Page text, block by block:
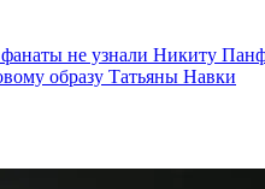
не узнали Никиту
образу Татьяны Навки